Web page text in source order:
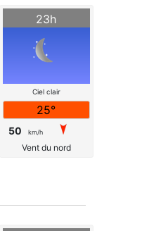
23h
Ciel clair
25°
50 km/h
Vent du nord